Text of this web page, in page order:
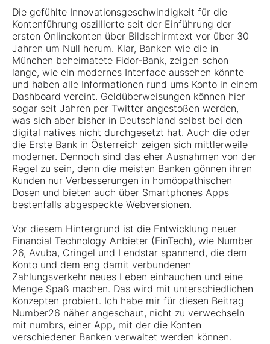
Die gefühlte Innovationsgeschwindigkeit für die
Kontenführung oszillierte seit der Einführung der
ersten Onlinekonten über Bildschirmtext vor über 30
Jahren um Null herum. Klar, Banken wie die in
München beheimatete Fidor-Bank, zeigen schon
lange, wie ein modernes Interface aussehen könnte
und haben alle Informationen rund ums Konto in einem
Dashboard vereint. Geldüberweisungen können hier
sogar seit Jahren per Twitter angestoßen werden,
was sich aber bisher in Deutschland selbst bei den
digital natives nicht durchgesetzt hat. Auch die oder
die Erste Bank in Österreich zeigen sich mittlerweile
moderner. Dennoch sind das eher Ausnahmen von der
Regel zu sein, denn die meisten Banken gönnen ihren
Kunden nur Verbesserungen in homöopathischen
Dosen und bieten auch über Smartphones Apps
bestenfalls abgespeckte Webversionen.
Vor diesem Hintergrund ist die Entwicklung neuer
Financial Technology Anbieter (FinTech), wie Number
26, Avuba, Cringel und Lendstar spannend, die dem
Konto und dem eng damit verbundenen
Zahlungsverkehr neues Leben einhauchen und eine
Menge Spaß machen. Das wird mit unterschiedlichen
Konzepten probiert. Ich habe mir für diesen Beitrag
Number26 näher angeschaut, nicht zu verwechseln
mit numbrs, einer App, mit der die Konten
verschiedener Banken verwaltet werden können.